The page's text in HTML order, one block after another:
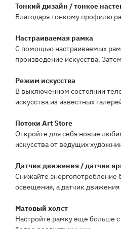
Тонкий дизайн / тонкое
Благодаря тонкому профилю
Настраиваемая рамка
С помощью настраиваемых
произведение искусства.
Режим искусства
В выключенном состоянии
искусства из известных
Потоки Art Store
Откройте для себя новые
искусства от ведущих
Датчик движения / датчик
Снижайте энергопотребление
освещения, а датчик
Матовый холст
Настройте рамку еще больше